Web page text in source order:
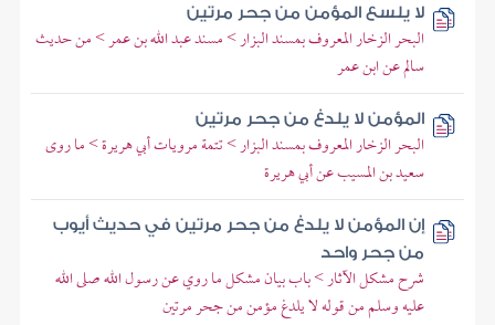
لا يلسع المؤمن من جحر مرتين
البحر الزخار المعروف بمسند البزار > مسند عبد الله بن عمر > من حديث
سالم عن ابن عمر
المؤمن لا يلدغ من جحر مرتين
البحر الزخار المعروف بمسند البزار > تتمة مرويات أبي هريرة > ما روى
سعيد بن المسيب عن أبي هريرة
إن المؤمن لا يلدغ من جحر مرتين في حديث أيوب
من جحر واحد
شرح مشكل الآثار > باب بيان مشكل ما روي عن رسول الله صلى الله
عليه وسلم من قوله لا يلدغ مؤمن من جحر مرتين